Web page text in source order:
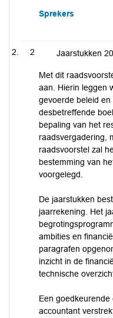
Sprekers
2 Jaarstukken
Met dit
aan. Hierin leggen
gevoerde beleid
desbetreffende
bepaling van het
raadsvergadering,
raadsvoorstel zal
bestemming van
voorgelegd.
De jaarstukken
jaarrekening. Het
ambities en
paragrafen
inzicht in de
technische
Een
accountant